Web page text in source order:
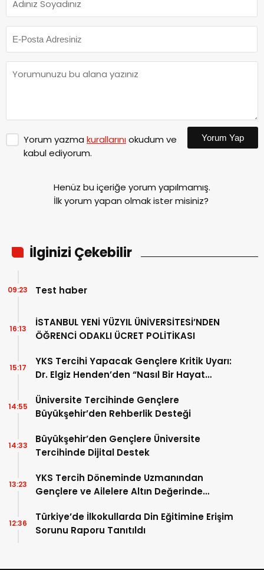
Yorum yazma kurallarınıokudum ve
kabul ediyorum.
Yorum Yap
Henüz bu içeriğe yorum yapılmamış.
İlk yorum yapan olmak ister misiniz?
İlginizi Çekebilir
Test haber
09:23
İSTANBUL YENİ YÜZYIL ÜNİVERSİTESİ’NDEN
ÖĞRENCİ ODAKLI ÜCRET POLİTİKASI
16:13
YKS Tercihi Yapacak Gençlere Kritik Uyarı:
Dr. Elgiz Henden’den “Nasıl Bir Hayat
15:17
Üniversite Tercihinde Gençlere
Büyükşehir’den Rehberlik Desteği
14:55
Büyükşehir’den Gençlere Üniversite
Tercihinde Dijital Destek
14:33
YKS Tercih Döneminde Uzmanından
Gençlere ve Ailelere Altın Değerinde
13:23
Türkiye’de İlkokullarda Din Eğitimine Erişim
Sorunu Raporu Tanıtıldı
12:36